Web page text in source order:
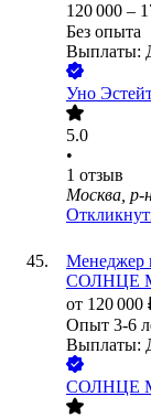
120 000 –
Без опыта
Выплаты:
Уно
5.0
•
1 отзыв
Москва, р-
Менеджер
СОЛНЦЕ
от 120 000
Опыт 3-6
Выплаты:
СОЛНЦЕ